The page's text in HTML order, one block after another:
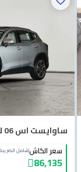
ساوايست اس 06 لاكجري 2026
سعر الكاش(شامل
86,135